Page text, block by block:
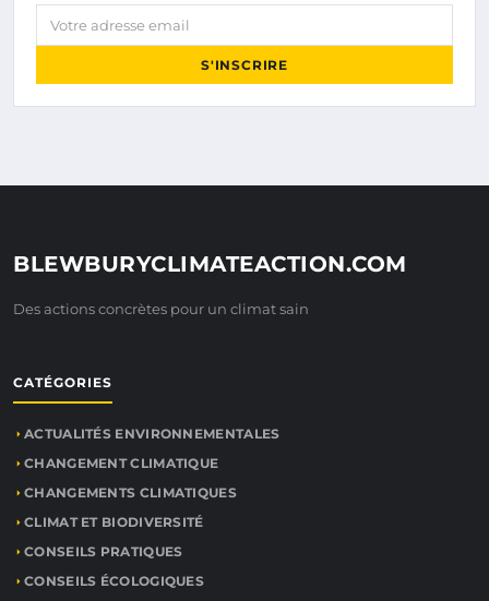
Votre adresse email
S'INSCRIRE
BLEWBURYCLIMATEACTION.COM
Des actions concrètes pour un climat sain
CATÉGORIES
ACTUALITÉS ENVIRONNEMENTALES
CHANGEMENT CLIMATIQUE
CHANGEMENTS CLIMATIQUES
CLIMAT ET BIODIVERSITÉ
CONSEILS PRATIQUES
CONSEILS ÉCOLOGIQUES